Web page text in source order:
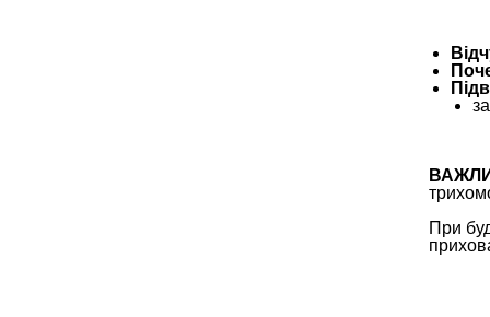
При